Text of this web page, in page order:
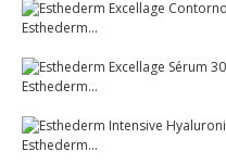
Esthederm...
Esthederm...
Esthederm...